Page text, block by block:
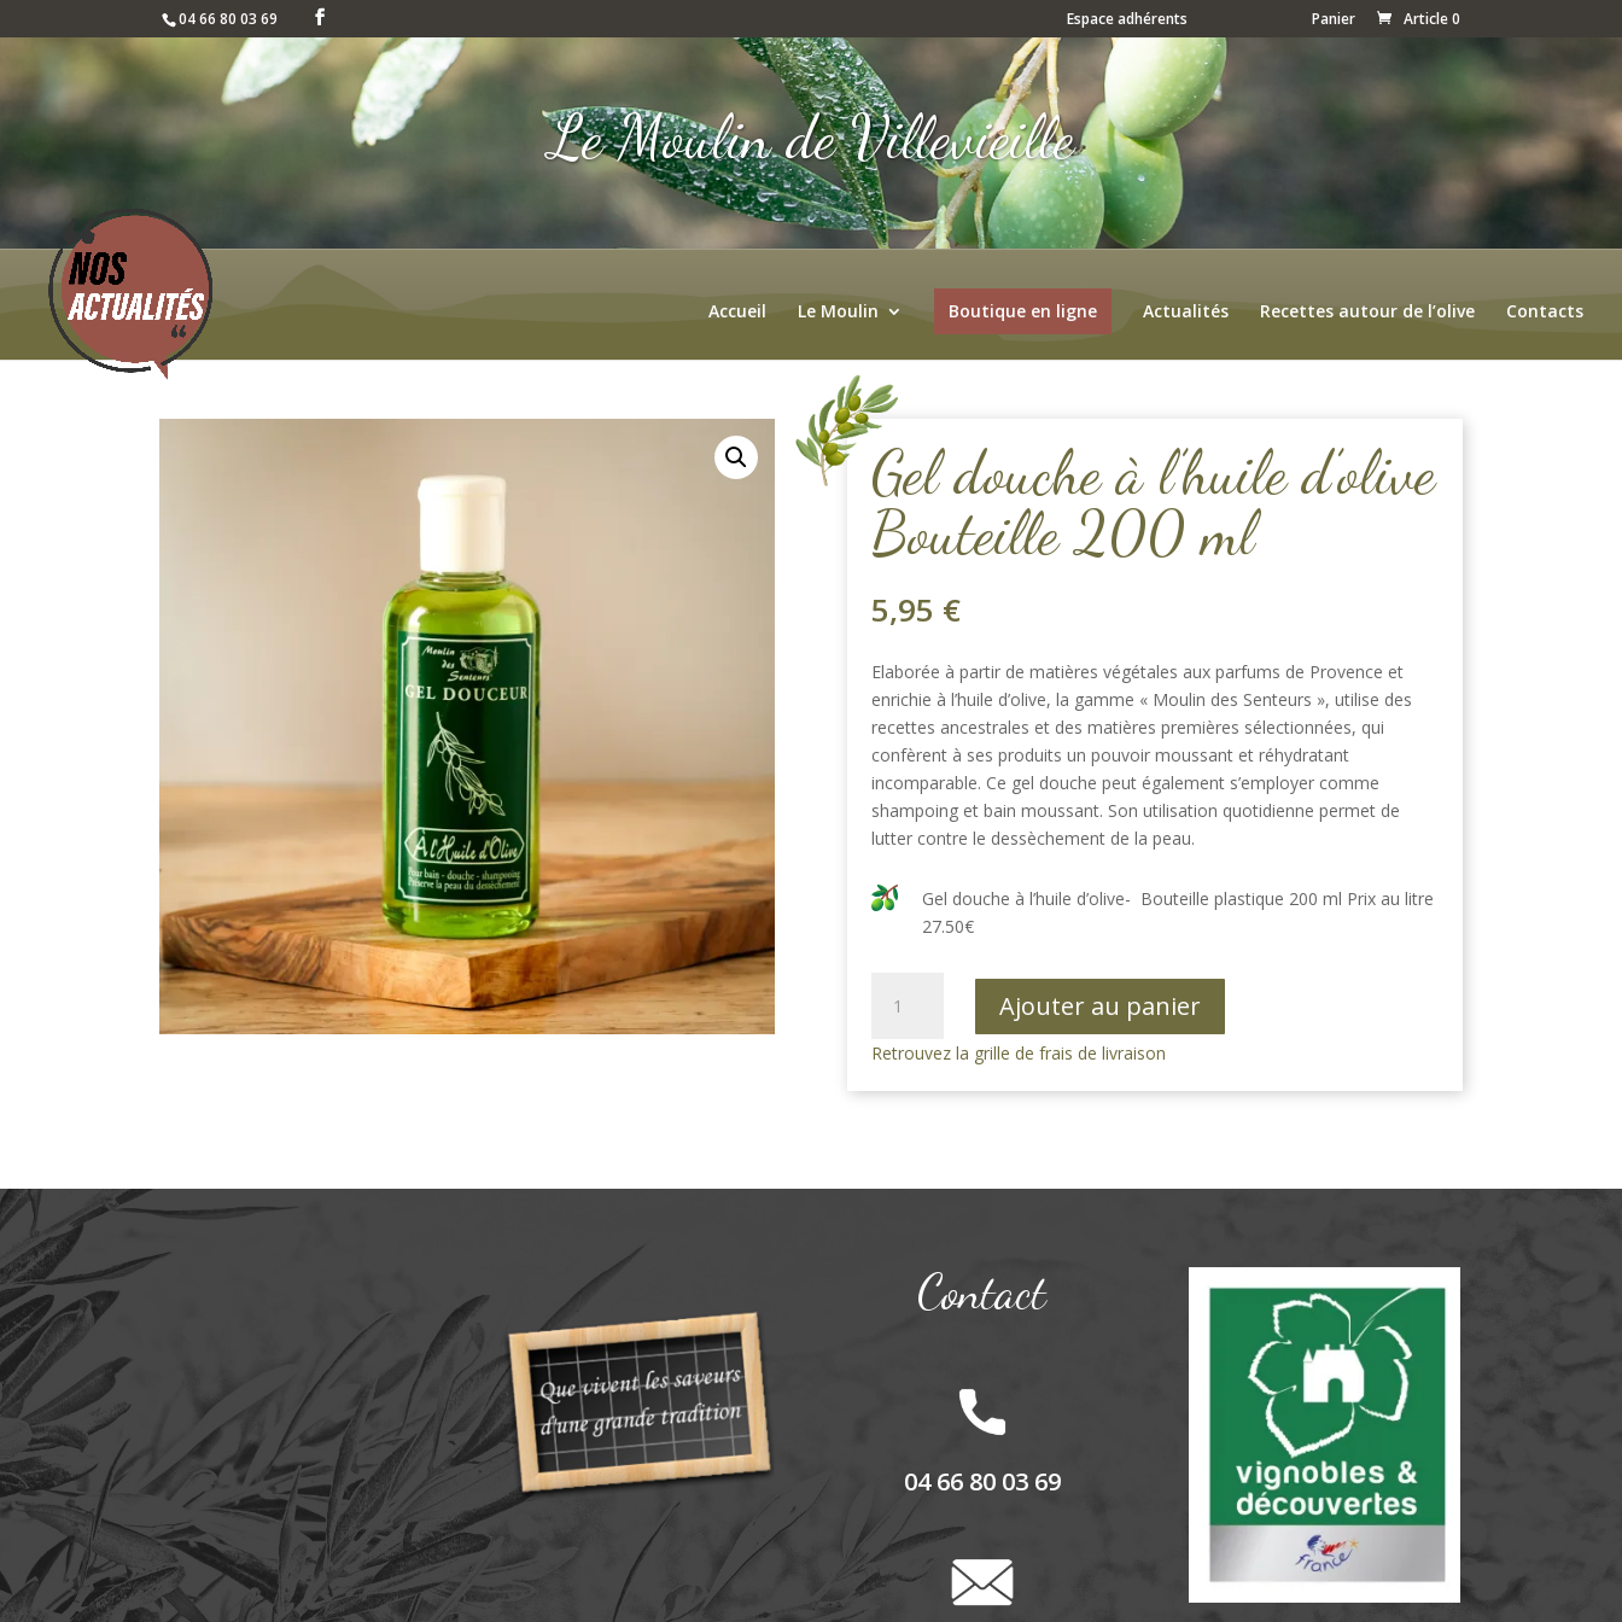
04 66 80 03 69 Espace adhérents Panier Article 0
Le Moulin de Villevieille
Accueil Le Moulin Boutique en ligne Actualités Recettes autour de l’olive Contacts
Gel douche à l’huile d’olive
Bouteille 200 ml
5,95 €
Elaborée à partir de matières végétales aux parfums de Provence et
enrichie à l’huile d’olive, la gamme « Moulin des Senteurs », utilise des
recettes ancestrales et des matières premières sélectionnées, qui
confèrent à ses produits un pouvoir moussant et réhydratant
incomparable. Ce gel douche peut également s’employer comme
shampoing et bain moussant. Son utilisation quotidienne permet de
lutter contre le dessèchement de la peau.
Gel douche à l’huile d’olive- Bouteille plastique 200 ml Prix au litre
27.50€
à
Ajouter au panier
Retrouvez la grille de frais de livraison
Contact
04 66 80 03 69